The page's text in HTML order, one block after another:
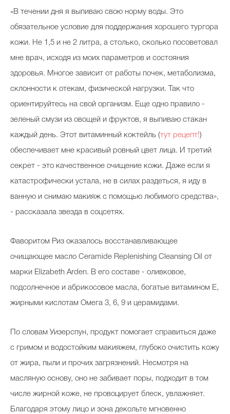
«В течении дня я выпиваю свою норму воды. Это
обязательное условие для поддержания хорошего тургора
кожи. Не 1,5 и не 2 литра, а столько, сколько посоветовал
мне врач, исходя из моих параметров и состояния
здоровья. Многое зависит от работы почек, метаболизма,
склонности к отекам, физической нагрузки. Так что
ориентируйтесь на свой организм. Еще одно правило -
зеленый смузи из овощей и фруктов, я выпиваю стакан
каждый день. Этот витаминный коктейль (тут рецепт!)
обеспечивает мне красивый ровный цвет лица. И третий
секрет - это качественное очищение кожи. Даже если я
катастрофически устала, не в силах раздеться, я иду в
ванную и снимаю макияж с помощью любимого средства»,
- рассказала звезда в соцсетях.
Фаворитом Риз оказалось восстанавливающее
очищающее масло Ceramide Replenishing Cleansing Oil от
марки Elizabeth Arden. В его составе - оливковое,
подсолнечное и абрикосовое масла, богатые витамином Е,
жирными кислотам Омега 3, 6, 9 и церамидами.
По словам Уизерспун, продукт помогает справиться даже
с гримом и водостойким макияжем, глубоко очистить кожу
от жира, пыли и прочих загрязнений. Несмотря на
масляную основу, оно не забивает поры, подходит в том
числе жирной коже, не провоцирует блеск, увлажняет.
Благодаря этому лицо и зона декольте мгновенно